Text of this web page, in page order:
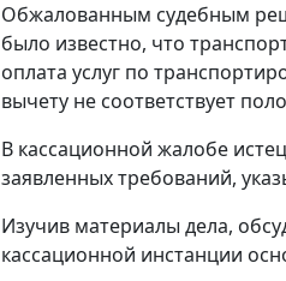
Обжалованным судебным
было известно, что
оплата услуг по
вычету не соответствует
В кассационной жалобе
заявленных требований,
Изучив материалы дела,
кассационной инстанции